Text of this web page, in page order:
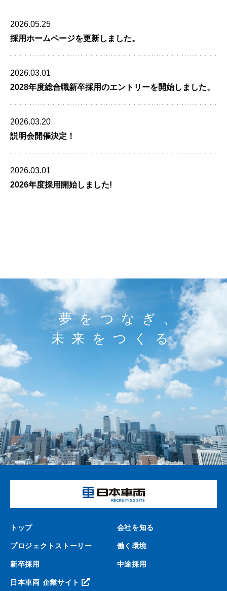
2026.05.25
採用ホームページを更新しました。
2026.03.01
2028年度総合職新卒採用のエントリーを開始しました。
2026.03.20
説明会開催決定！
2026.03.01
2026年度採用開始しました!
夢をつなぎ、
未来をつくる
トップ 会社を知る
プロジェクトストーリー 働く環境
新卒採用 中途採用
日本車両 企業サイト